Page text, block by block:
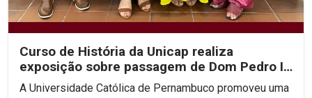
Curso de História da Unicap realiza
exposição sobre passagem de Dom Pedro II
por Pernambuco
A Universidade Católica de Pernambuco promoveu uma